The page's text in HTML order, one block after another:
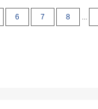
6 7 8 ...